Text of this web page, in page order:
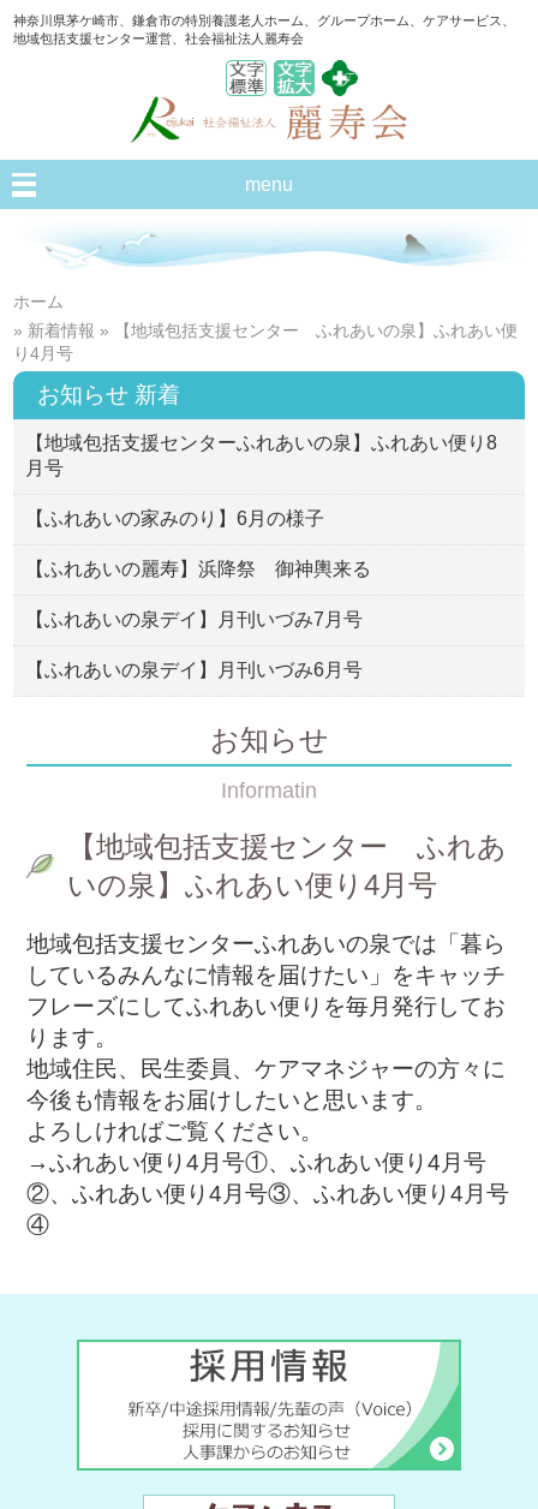
神奈川県茅ケ崎市、鎌倉市の特別養護老人ホーム、グループホーム、ケアサービス、
地域包括支援センター運営、社会福祉法人麗寿会
menu
ホーム
» 新着情報 » 【地域包括支援センター ふれあいの泉】ふれあい便
り4月号
お知らせ 新着
【地域包括支援センターふれあいの泉】ふれあい便り8
月号
【ふれあいの家みのり】6月の様子
【ふれあいの麗寿】浜降祭 御神輿来る
【ふれあいの泉デイ】月刊いづみ7月号
【ふれあいの泉デイ】月刊いづみ6月号
お知らせ
Informatin
【地域包括支援センター ふれあ
いの泉】ふれあい便り4月号
地域包括支援センターふれあいの泉では「暮ら
しているみんなに情報を届けたい」をキャッチ
フレーズにしてふれあい便りを毎月発行してお
ります。
地域住民、民生委員、ケアマネジャーの方々に
今後も情報をお届けしたいと思います。
よろしければご覧ください。
→ふれあい便り4月号①、 ふれあい便り4月号
②、 ふれあい便り4月号③、 ふれあい便り4月号
④